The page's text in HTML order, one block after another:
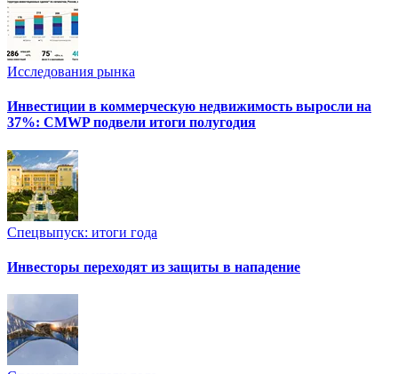
Исследования рынка
Инвестиции в коммерческую недвижимость выросли на
37%: CMWP подвели итоги полугодия
Спецвыпуск: итоги года
Инвесторы переходят из защиты в нападение